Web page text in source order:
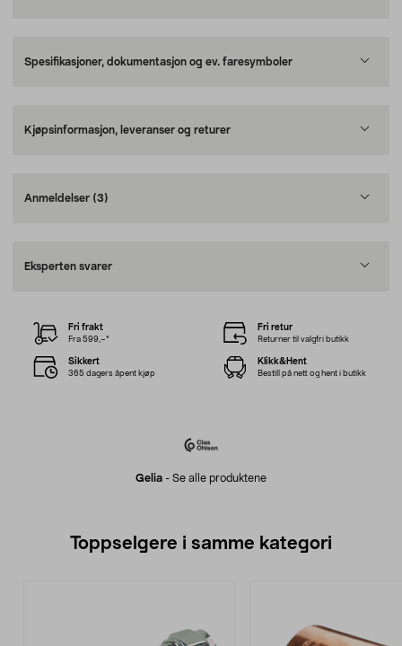
Spesifikasjoner, dokumentasjon og ev. faresymboler
Kjøpsinformasjon, leveranser og returer
Anmeldelser (3)
Eksperten svarer
Gelia - Se alle produktene
Fri frakt
Fra 599,–*
Fri retur
Returner til valgfri butikk
Sikkert
365 dagers åpent kjøp
Klikk&Hent
Bestill på nett og hent i butikk
Toppselgere i samme kategori